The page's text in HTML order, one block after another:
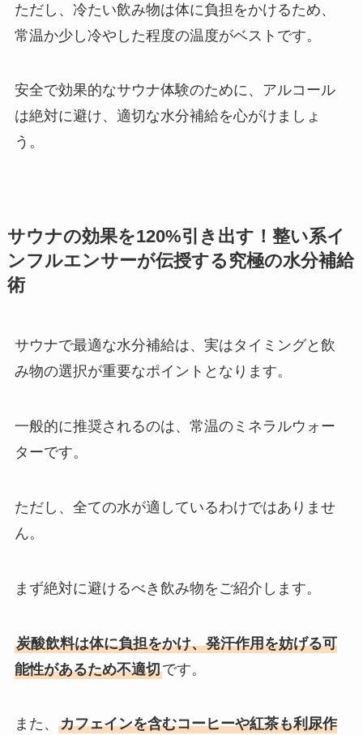
ただし、冷たい飲み物は体に負担をかけるため、
常温か少し冷やした程度の温度がベストです。
安全で効果的なサウナ体験のために、アルコール
は絶対に避け、適切な水分補給を心がけましょ
う。
サウナの効果を120%引き出す！整い系イ
ンフルエンサーが伝授する究極の水分補給
術
サウナで最適な水分補給は、実はタイミングと飲
み物の選択が重要なポイントとなります。
一般的に推奨されるのは、常温のミネラルウォー
ターです。
ただし、全ての水が適しているわけではありませ
ん。
まず絶対に避けるべき飲み物をご紹介します。
炭酸飲料は体に負担をかけ、発汗作用を妨げる可
能性があるため不適切です。
また、 カフェインを含むコーヒーや紅茶も利尿作